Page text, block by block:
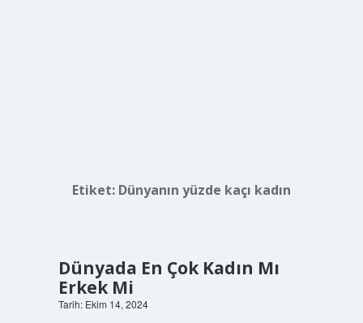
Etiket: Dünyanın yüzde kaçı kadın
Dünyada En Çok Kadın Mı
Erkek Mi
Tarih: Ekim 14, 2024